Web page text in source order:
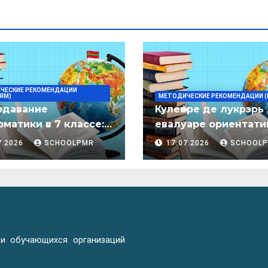
РЕКОМЕНДАЦИИ
в 7 классе:
пособие
SCHOOLPMR
МЕТОДИЧЕСКИЕ РЕКОМЕНДАЦИИ
Кулеӂере де лукрэрь
евалуаре
лимба
пентру елевий
организациилор де
17.07.2026
обучающихся организаций